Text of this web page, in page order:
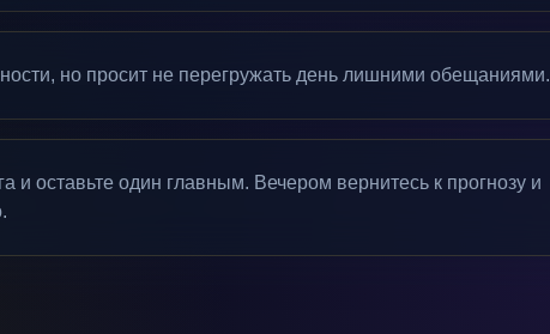
но просит не перегружать день лишними обещаниями.
и оставьте один главным. Вечером вернитесь к прогнозу и